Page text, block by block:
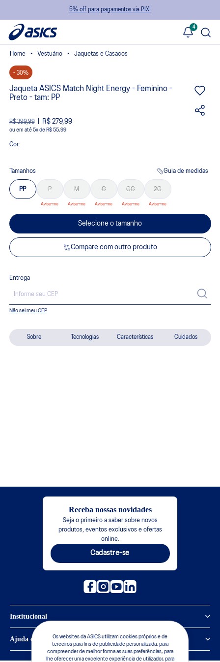
5% off para pagamentos via PIX!
4
Os websites da ASICS utilizam cookies próprios e de
terceiros para fins de publicidade personalizada, para
compreender de melhor forma as suas preferências, para
lhe oferecer uma excelente experiência de utilizador, para
Sobre Tecnologias Características Cuidados
Vestuário Jaquetas e Casacos
- 30%
Jaqueta ASICS Match Night Energy - Feminino -
Preto - tam: PP
R$ 399,99 R$ 279,99
ou 5xde R$ 55,99
Cor:
Tamanhos Guia de medidas
PP P M G GG 2G
Selecione o tamanho
Compare com outro produto
Entrega
Não sei meu CEP
Receba nossas novidades
Seja o primeiro a saber sobre novos
produtos, eventos exclusivos e ofertas
online.
Cadastre-se
Institucional
Política de Privacidade
Sobre a ASICS
Ajuda e suporte
Central de Relacionamento